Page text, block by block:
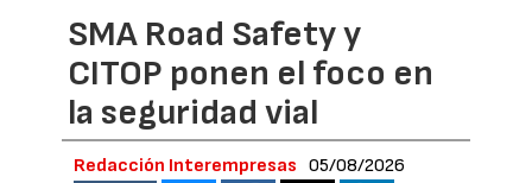
SMA Road Safety y
CITOP ponen el foco en
la seguridad vial
Redacción Interempresas 05/08/2026